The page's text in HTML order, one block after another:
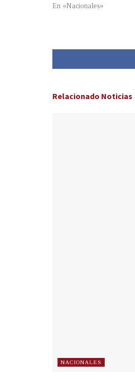
En «Nacionales»
Relacionado Noticias
NACIONALES